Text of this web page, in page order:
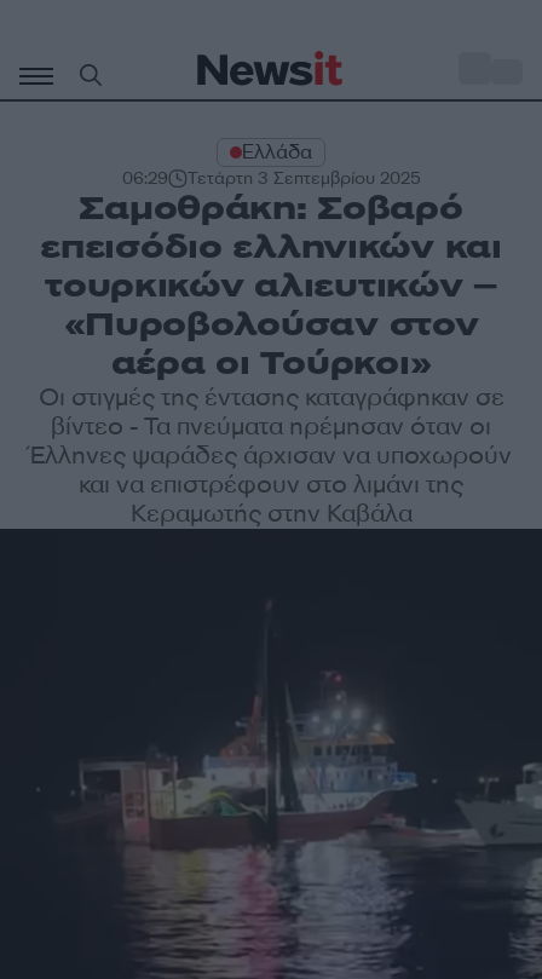
περιεχόμενο
Ελλάδα
06:29 Τετάρτη 3 Σεπτεμβρίου 2025
Σαμοθράκη: Σοβαρό
επεισόδιο ελληνικών και
τουρκικών αλιευτικών –
«Πυροβολούσαν στον
αέρα οι Τούρκοι»
Οι στιγμές της έντασης καταγράφηκαν σε
βίντεο - Τα πνεύματα ηρέμησαν όταν οι
Έλληνες ψαράδες άρχισαν να υποχωρούν
και να επιστρέφουν στο λιμάνι της
Κεραμωτής στην Καβάλα